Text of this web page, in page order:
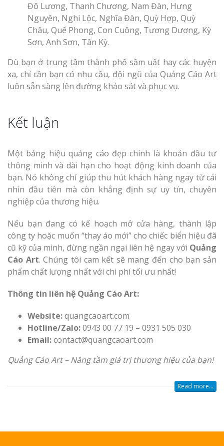
Đô Lương, Thanh Chương, Nam Đàn, Hưng
Nguyên, Nghi Lộc, Nghĩa Đàn, Quỳ Hợp, Quỳ
Châu, Quế Phong, Con Cuông, Tương Dương, Kỳ
Sơn, Anh Sơn, Tân Kỳ.
Dù bạn ở trung tâm thành phố sầm uất hay các huyện
xa, chỉ cần bạn có nhu cầu, đội ngũ của Quảng Cáo Art
luôn sẵn sàng lên đường khảo sát và phục vụ.
Kết luận
Một bảng hiệu quảng cáo đẹp chính là khoản đầu tư
thông minh và dài hạn cho hoạt động kinh doanh của
bạn. Nó không chỉ giúp thu hút khách hàng ngay từ cái
nhìn đầu tiên mà còn khẳng định sự uy tín, chuyên
nghiệp của thương hiệu.
Nếu bạn đang có kế hoạch mở cửa hàng, thành lập
công ty hoặc muốn “thay áo mới” cho chiếc biển hiệu đã
cũ kỹ của mình, đừng ngần ngại liên hệ ngay với Quảng
Cáo Art. Chúng tôi cam kết sẽ mang đến cho bạn sản
phẩm chất lượng nhất với chi phí tối ưu nhất!
Thông tin liên hệ Quảng Cáo Art:
Website:quangcaoart.com
Hotline/Zalo:0943 00 77 19 – 0931 505 030
Email:contact@quangcaoart.com
Quảng Cáo Art – Nâng tầm giá trị thương hiệu của bạn!
Read more...